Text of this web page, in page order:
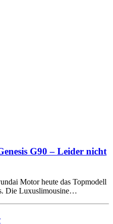
G90 – Leider nicht
Motor heute das Topmodell
Die Luxuslimousine…